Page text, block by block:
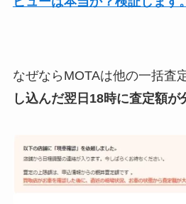
なぜならMOTAは他の一括査
し込んだ翌日18時に査定額が